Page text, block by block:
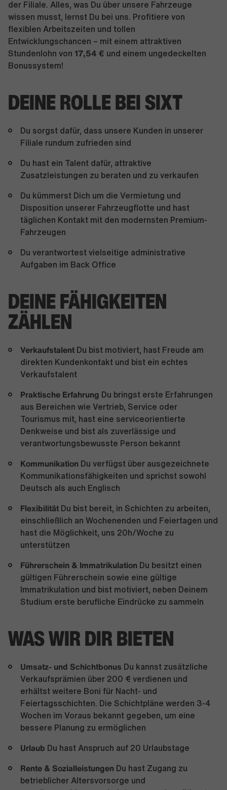
der Filiale. Alles, was Du über unsere Fahrzeuge
wissen musst, lernst Du bei uns. Profitiere von
flexiblen Arbeitszeiten und tollen
Entwicklungschancen – mit einem attraktiven
Stundenlohn von 17,54 € und einem ungedeckelten
Bonussystem!
DEINE ROLLE BEI SIXT
Du sorgst dafür, dass unsere Kunden in unserer
Filiale rundum zufrieden sind
Du hast ein Talent dafür, attraktive
Zusatzleistungen zu beraten und zu verkaufen
Du kümmerst Dich um die Vermietung und
Disposition unserer Fahrzeugflotte und hast
täglichen Kontakt mit den modernsten Premium-
Fahrzeugen
Du verantwortest vielseitige administrative
Aufgaben im Back Office
DEINE FÄHIGKEITEN
ZÄHLEN
Verkaufstalent Du bist motiviert, hast Freude am
direkten Kundenkontakt und bist ein echtes
Verkaufstalent
Praktische Erfahrung Du bringst erste Erfahrungen
aus Bereichen wie Vertrieb, Service oder
Tourismus mit, hast eine serviceorientierte
Denkweise und bist als zuverlässige und
verantwortungsbewusste Person bekannt
Kommunikation Du verfügst über ausgezeichnete
Kommunikationsfähigkeiten und sprichst sowohl
Deutsch als auch Englisch
Flexibilität Du bist bereit, in Schichten zu arbeiten,
einschließlich an Wochenenden und Feiertagen und
hast die Möglichkeit, uns 20h/Woche zu
unterstützen
Führerschein & Immatrikulation Du besitzt einen
gültigen Führerschein sowie eine gültige
Immatrikulation und bist motiviert, neben Deinem
Studium erste berufliche Eindrücke zu sammeln
WAS WIR DIR BIETEN
Umsatz- und Schichtbonus Du kannst zusätzliche
Verkaufsprämien über 200 € verdienen und
erhältst weitere Boni für Nacht- und
Feiertagsschichten. Die Schichtpläne werden 3-4
Wochen im Voraus bekannt gegeben, um eine
bessere Planung zu ermöglichen
Urlaub Du hast Anspruch auf 20 Urlaubstage
Rente & Sozialleistungen Du hast Zugang zu
betrieblicher Altersvorsorge und